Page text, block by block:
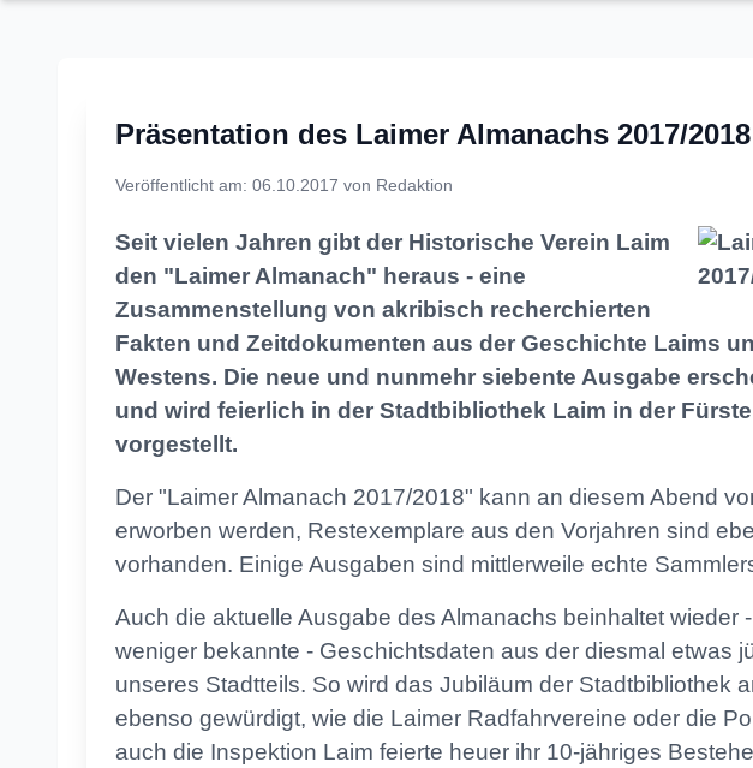
Präsentation des Laimer Almanachs 2017/2018
Veröffentlicht am: 06.10.2017 von Redaktion
Seit vielen Jahren gibt der Historische Verein Laim
den "Laimer Almanach" heraus - eine
Zusammenstellung von akribisch recherchierten
Fakten und Zeitdokumenten aus der Geschichte Laims
Westens. Die neue und nunmehr siebente Ausgabe
und wird feierlich in der Stadtbibliothek Laim in der
vorgestellt.
Der "Laimer Almanach 2017/2018" kann an diesem Abend
erworben werden, Restexemplare aus den Vorjahren sind
vorhanden. Einige Ausgaben sind mittlerweile echte
Auch die aktuelle Ausgabe des Almanachs beinhaltet wieder
weniger bekannte - Geschichtsdaten aus der diesmal etwas
unseres Stadtteils. So wird das Jubiläum der Stadtbibliothek
ebenso gewürdigt, wie die Laimer Radfahrvereine oder die
auch die Inspektion Laim feierte heuer ihr 10-jähriges